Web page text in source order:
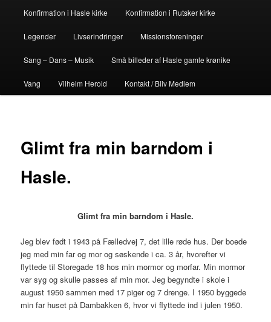
Konfirmation i Hasle kirke Konfirmation i Rutsker kirke
Legender Livserindringer Missionsforeninger
Sang – Dans – Musik Små billeder af Hasle gamle krønike
Vang Vilhelm Herold Kontakt / Bliv Medlem
Glimt fra min barndom i
Hasle.
Glimt fra min barndom i Hasle.
Jeg blev født i 1943 på Fælledvej 7, det lille røde hus. Der boede
jeg med min far og mor og søskende i ca. 3 år, hvorefter vi
flyttede til Storegade 18 hos min mormor og morfar. Min mormor
var syg og skulle passes af min mor. Jeg begyndte i skole i
august 1950 sammen med 17 piger og 7 drenge. I 1950 byggede
min far huset på Dambakken 6, hvor vi flyttede ind i julen 1950.